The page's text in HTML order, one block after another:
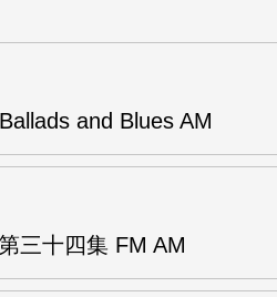
and Blues AM
三十四集 FM AM